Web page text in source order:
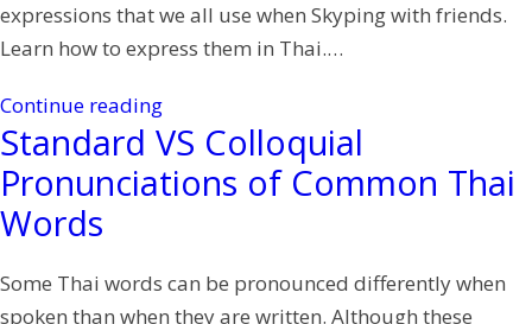
expressions that we all use when Skyping with friends.
Learn how to express them in Thai.…
Continue reading
Standard VS Colloquial
Pronunciations of Common Thai
Words
Some Thai words can be pronounced differently when
spoken than when they are written. Although these